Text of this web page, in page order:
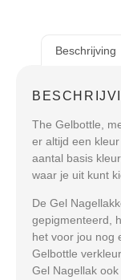
Beschrijving
The Gelbottle,
er altijd een
aantal basis
waar je uit kunt
De Gel
gepigmenteerd,
het voor jou nog
Gelbottle
Gel Nagellak